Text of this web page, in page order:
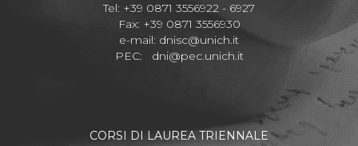
Tel: +39 0871 3556922 - 6927
Fax: +39 0871 3556930
e-mail: dnisc@unich.it
PEC: dni@pec.unich.it
CORSI DI LAUREA TRIENNALE